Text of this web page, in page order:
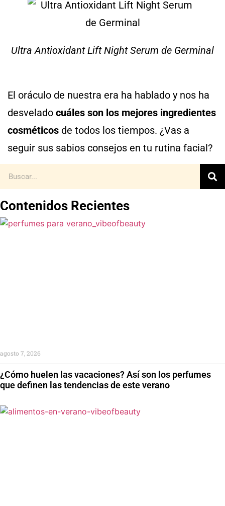
Ultra Antioxidant Lift Night Serum de Germinal
El oráculo de nuestra era ha hablado y nos ha
desvelado cuáles son los mejores ingredientes
cosméticos de todos los tiempos. ¿Vas a
seguir sus sabios consejos en tu rutina facial?
Contenidos Recientes
¿Cómo huelen las vacaciones? Así son los perfumes
que definen las tendencias de este verano
agosto 7, 2026